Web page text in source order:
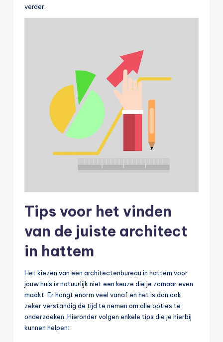
verder.
Tips voor het vinden
van de juiste architect
in hattem
Het kiezen van een architectenbureau in hattem voor
jouw huis is natuurlijk niet een keuze die je zomaar even
maakt. Er hangt enorm veel vanaf en het is dan ook
zeker verstandig de tijd te nemen om alle opties te
onderzoeken. Hieronder volgen enkele tips die je hierbij
kunnen helpen: